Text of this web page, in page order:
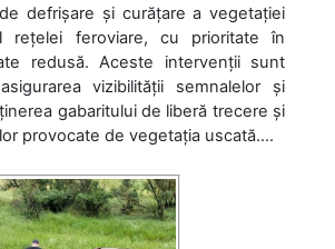
defrișare și curățare a vegetației
rețelei feroviare, cu prioritate în
redusă. Aceste intervenții sunt
vizibilității semnalelor și
gabaritului de liberă trecere și
provocate de vegetația uscată....